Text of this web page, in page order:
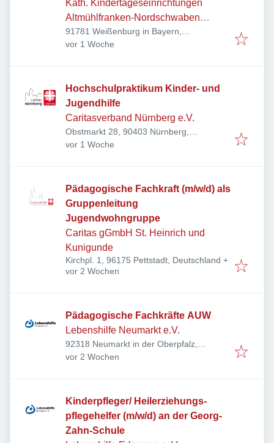
Kath. Kindertageseinrichtungen
Altmühlfranken-Nordschwaben
gGmbH
91781 Weißenburg in Bayern,
Deutschland
Veröffentlicht
vor 1 Woche
Hochschulpraktikum Kinder- und
Jugendhilfe
Caritasverband Nürnberg e.V.
Obstmarkt 28, 90403 Nürnberg,
Deutschland
Veröffentlicht
vor 1 Woche
Pädagogische Fachkraft (m/w/d) als
Gruppenleitung
Jugendwohngruppe
Caritas gGmbH St. Heinrich und
Kunigunde
Kirchpl. 1, 96175 Pettstadt, Deutschland +
Veröffentlicht:
vor 2 Wochen
Pädagogische Fachkräfte AUW
Lebenshilfe Neumarkt e.V.
92318 Neumarkt in der Oberpfalz,
Deutschland
Veröffentlicht:
vor 2 Wochen
Kinderpfleger/ Heilerziehungs-
pflegehelfer (m/w/d) an der Georg-
Zahn-Schule